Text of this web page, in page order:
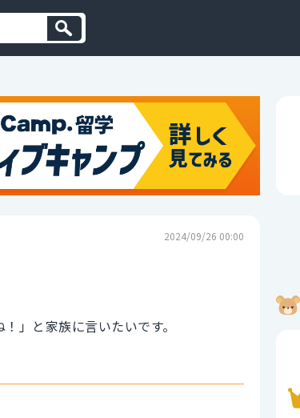
2024/09/26 00:00
」と家族に言いたいです。